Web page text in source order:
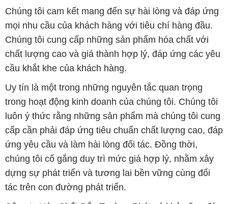
Chúng tôi cam kết mang đến sự hài lòng và đáp ứng
mọi nhu cầu của khách hàng với tiêu chí hàng đầu.
Chúng tôi cung cấp những sản phẩm hóa chất với
chất lượng cao và giá thành hợp lý, đáp ứng các yêu
cầu khắt khe của khách hàng.
Uy tín là một trong những nguyên tắc quan trọng
trong hoạt động kinh doanh của chúng tôi. Chúng tôi
luôn ý thức rằng những sản phẩm mà chúng tôi cung
cấp cần phải đáp ứng tiêu chuẩn chất lượng cao, đáp
ứng yêu cầu và làm hài lòng đối tác. Đồng thời,
chúng tôi cố gắng duy trì mức giá hợp lý, nhằm xây
dựng sự phát triển và tương lai bền vững cùng đối
tác trên con đường phát triển.